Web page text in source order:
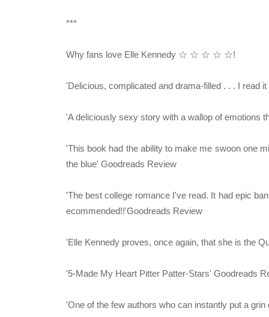
***
Why fans love Elle Kennedy ☆ ☆ ☆ ☆ ☆!
'Delicious, complicated and drama-filled . . . I read
'A deliciously sexy story with a wallop of emotions
'This book had the ability to make me swoon one
the blue' Goodreads Review
'The best college romance I've read. It had epic
ecommended!!'Goodreads Review
'Elle Kennedy proves, once again, that she is the
'5-Made My Heart Pitter Patter-Stars' Goodreads
'One of the few authors who can instantly put a